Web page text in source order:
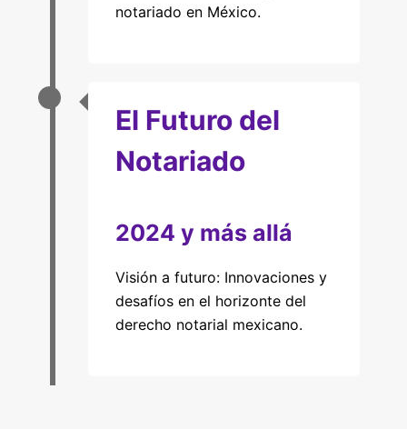
notariado en México.
El Futuro del
Notariado
2024 y más allá
Visión a futuro: Innovaciones y
desafíos en el horizonte del
derecho notarial mexicano.